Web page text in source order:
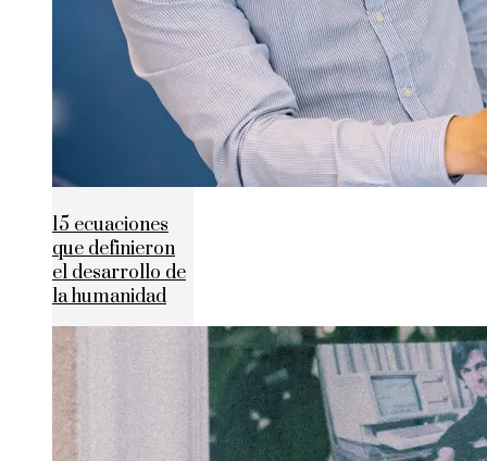
15 ecuaciones
que definieron
el desarrollo de
la humanidad